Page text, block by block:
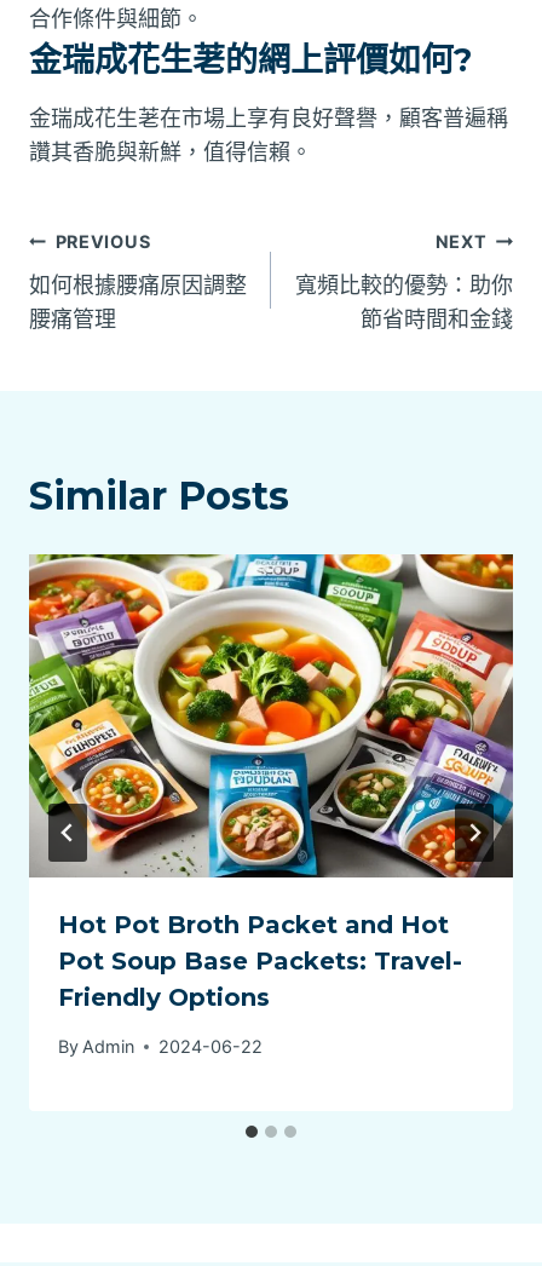
合作條件與細節。
金瑞成花生荖的網上評價如何?
金瑞成花生荖在市場上享有良好聲譽，顧客普遍稱
讚其香脆與新鮮，值得信賴。
文
章
PREVIOUS
如何根據腰痛原因調整
腰痛管理
NEXT
寬頻比較的優勢：助你
節省時間和金錢
Similar Posts
Hot Pot Broth Packet and Hot
Pot Soup Base Packets: Travel-
Friendly Options
By Admin 2024-06-22